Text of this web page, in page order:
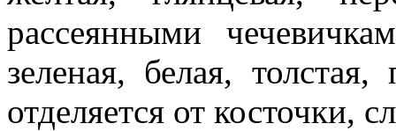
рассеянными
зеленая, белая,
отделяется от косточки,